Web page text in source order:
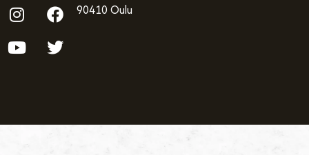
90410 Oulu